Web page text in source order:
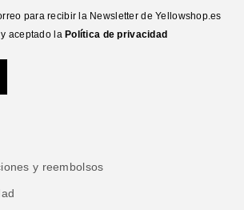
para recibir la Newsletter de Yellowshop.es
aceptado la Política de privacidad
y reembolsos